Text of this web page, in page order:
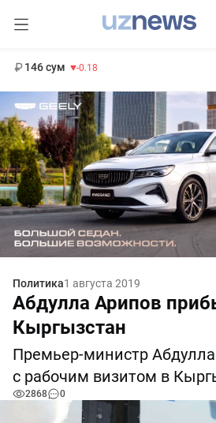
146 сум -0.18
Политика1 августа 2019
Абдулла Арипов
Кыргызстан
Премьер-министр
с рабочим визитом в
2868 0